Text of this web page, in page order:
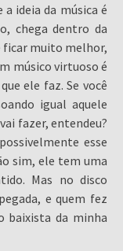
ideia da música é
chega dentro da
ficar muito melhor,
músico virtuoso é
ele faz. Se você
igual aquele
fazer, entendeu?
esse
sim, ele tem uma
Mas no disco
e quem fez
baixista da minha